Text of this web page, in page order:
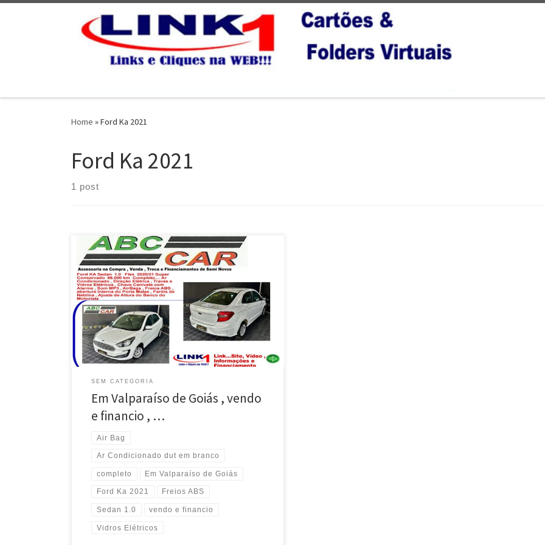
Home »Ford Ka 2021
Ford Ka 2021
1 post
Em Valparaíso de Goiás / GO , vendo e financio , Ford
KA 2021 , Sedan 1.0 , completo , dut em branco Ford
KA 2021 , Sedan 1.0 , ótimo para Uber completo , com
AC , Dir. Elétr. , Travas e Vidros Elétricos Ford KA 2021 ,
Completo […]
SEM CATEGORIA
Em Valparaíso de Goiás , vendo
e financio , …
Air Bag
Ar Condicionado dut em branco
completo Em Valparaíso de Goiás
Ford Ka 2021 Freios ABS
Sedan 1.0 vendo e financio
Vidros Elétricos